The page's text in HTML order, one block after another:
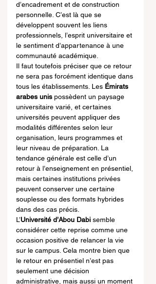
d’encadrement et de construction
personnelle. C’est là que se
développent souvent les liens
professionnels, l’esprit universitaire et
le sentiment d’appartenance à une
communauté académique.
Il faut toutefois préciser que ce retour
ne sera pas forcément identique dans
tous les établissements. Les Émirats
arabes unis possèdent un paysage
universitaire varié, et certaines
universités peuvent appliquer des
modalités différentes selon leur
organisation, leurs programmes et
leur niveau de préparation. La
tendance générale est celle d’un
retour à l’enseignement en présentiel,
mais certaines institutions privées
peuvent conserver une certaine
souplesse ou des formats hybrides
dans des cas précis.
L’Université d’Abou Dabi semble
considérer cette reprise comme une
occasion positive de relancer la vie
sur le campus. Cela montre bien que
le retour en présentiel n’est pas
seulement une décision
administrative, mais aussi un moment